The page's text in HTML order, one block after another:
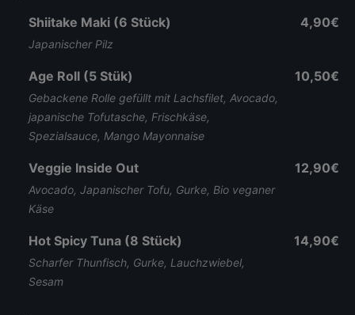
Shiitake Maki (6 Stück)
Japanischer Pilz
4,90€
Age Roll (5 Stük)
Gebackene Rolle gefüllt mit Lachsfilet, Avocado,
japanische Tofutasche, Frischkäse,
Spezialsauce, Mango Mayonnaise
10,50€
Veggie Inside Out
Avocado, Japanischer Tofu, Gurke, Bio veganer
Käse
12,90€
Hot Spicy Tuna (8 Stück)
Scharfer Thunfisch, Gurke, Lauchzwiebel,
Sesam
14,90€